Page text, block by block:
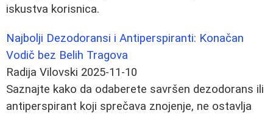
iskustva korisnica.
Najbolji Dezodoransi i Antiperspiranti: Konačan
Vodič bez Belih Tragova
Radija Vilovski 2025-11-10
Saznajte kako da odaberete savršen dezodorans ili
antiperspirant koji sprečava znojenje, ne ostavlja